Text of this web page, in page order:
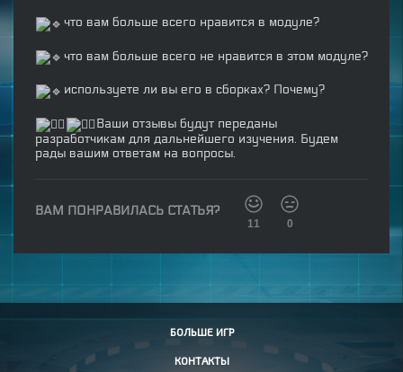
что вам больше всего нравится в модуле?
что вам больше всего не нравится в этом модуле?
используете ли вы его в сборках? Почему?
Ваши отзывы будут переданы
разработчикам для дальнейшего изучения. Будем
рады вашим ответам на вопросы.
ВАМ ПОНРАВИЛАСЬ СТАТЬЯ?
11 0
БОЛЬШЕ ИГР
КОНТАКТЫ